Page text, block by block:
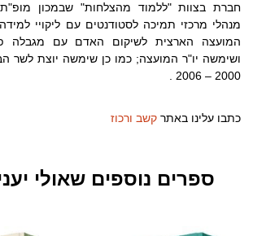
חברת בצוות "ללמוד מהצלחות" שבמכון
מנהלי מרכזי תמיכה לסטודנטים עם ליקויי
המועצה הארצית לשיקום האדם עם מגבלה
ושימשה יו"ר המועצה; כמו כן שימשה יוצת לשר
2000 – 2006 .
כתבו עלינו באתר קשב ורכוז
ספרים נוספים שאולי